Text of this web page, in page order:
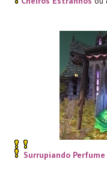
Surrupiando Perfume